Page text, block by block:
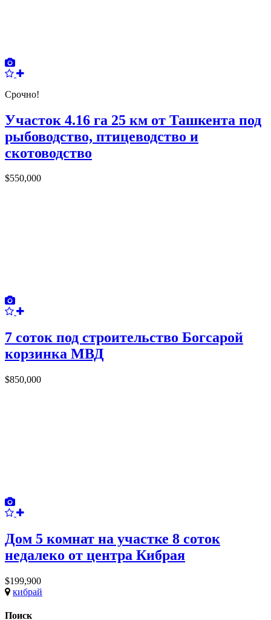
Срочно!
Участок 4.16 га 25 км от Ташкента под
рыбоводство, птицеводство и
скотоводство
$550,000
7 соток под строительство Богсарой
корзинка МВД
$850,000
Дом 5 комнат на участке 8 соток
недалеко от центра Кибрая
$199,900
кибрай
Поиск